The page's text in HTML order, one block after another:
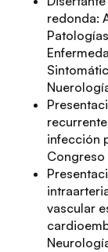
redonda:
infección
vascular